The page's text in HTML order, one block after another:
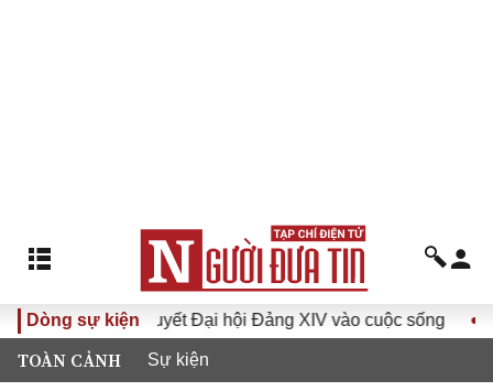
Dòng sự kiện
Đưa Nghị quyết Đại hội Đảng XIV vào cuộc sống Hướng
TOÀN CẢNH Sự kiện